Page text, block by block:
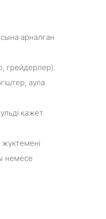
арналған
грейдерлер).
аула
қажет
немесе